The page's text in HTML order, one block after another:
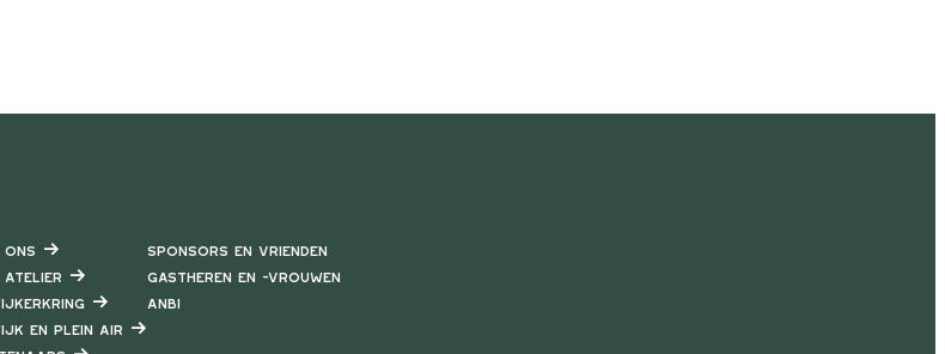
ons
Atelier
en Plein air
Sponsors en vrienden
Gastheren en -vrouwen
ANBI